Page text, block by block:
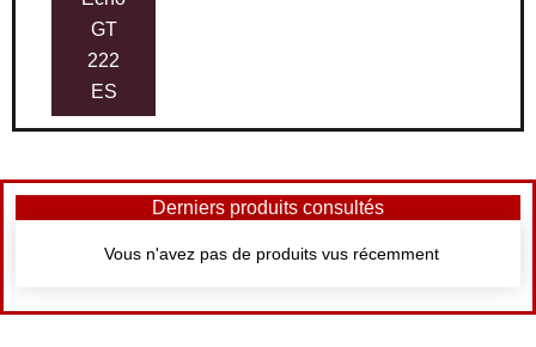
GT
222
ES
Derniers produits consultés
Vous n'avez pas de produits vus récemment